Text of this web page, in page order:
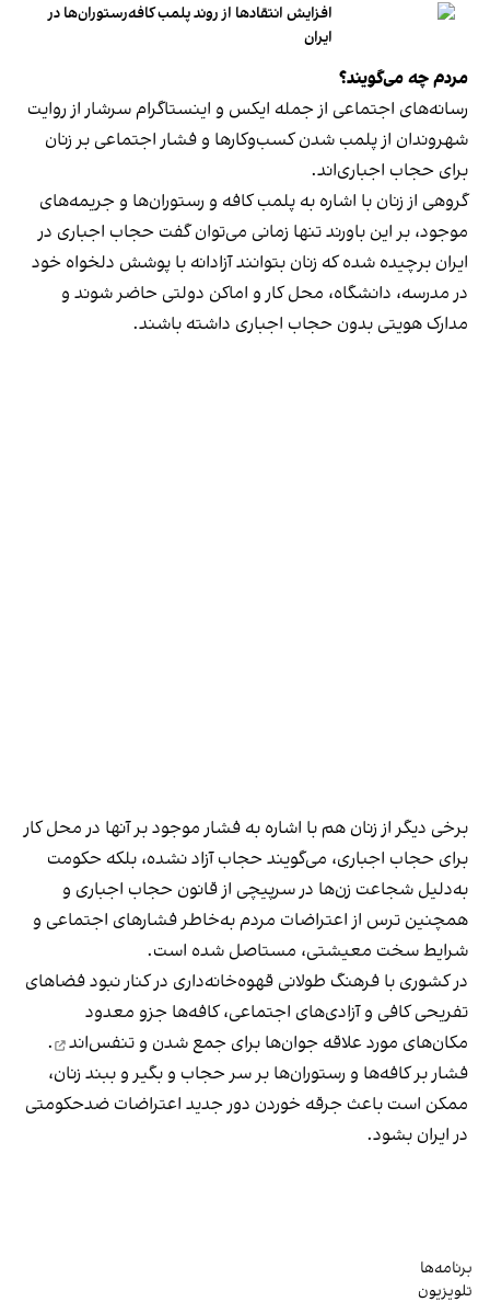
افزایش انتقادها از روند پلمب کافه‌رستوران‌ها در
ایران
مردم چه می‌گویند؟
رسانه‎‌های اجتماعی از جمله ایکس و اینستاگرام سرشار از روایت
شهروندان از پلمب شدن کسب‌وکارها و فشار اجتماعی بر زنان
برای حجاب اجباری‌اند.
گروهی از زنان با اشاره به پلمب کافه و رستوران‌ها و جریمه‌های
موجود، بر این باورند تنها زمانی می‌توان گفت حجاب اجباری در
ایران برچیده شده که زنان بتوانند آزادانه با پوشش دلخواه خود
در مدرسه، دانشگاه، محل کار و اماکن دولتی حاضر شوند و
مدارک هویتی بدون حجاب اجباری داشته باشند.
برخی دیگر از زنان هم با اشاره به فشار موجود بر آنها در محل کار
برای حجاب اجباری، می‌گویند حجاب آزاد نشده، بلکه حکومت
به‌دلیل شجاعت زن‌ها در سرپیچی از قانون حجاب اجباری و
همچنین ترس از اعتراضات مردم به‌خاطر فشارهای اجتماعی و
شرایط سخت معیشتی، مستاصل شده است.
در کشوری با فرهنگ طولانی قهوه‌‌خانه‌داری در کنار نبود فضاهای
تفریحی کافی و آزادی‌های اجتماعی، کافه‌ها جزو معدود
مکان‌های مورد علاقه جوان‌ها برای جمع شدن و تنفس‌اند
.
فشار بر کافه‌ها و رستوران‌ها بر سر حجاب و بگیر و ببند زنان،
ممکن است باعث جرقه خوردن دور جدید اعتراضات ضدحکومتی
در ایران بشود.
برنامه‌ها
تلویزیون